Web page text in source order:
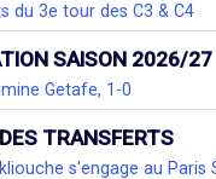
du 3e tour des C3 & C4
SAISON 2026/27
Getafe, 1-0
TRANSFERTS
s'engage au Paris